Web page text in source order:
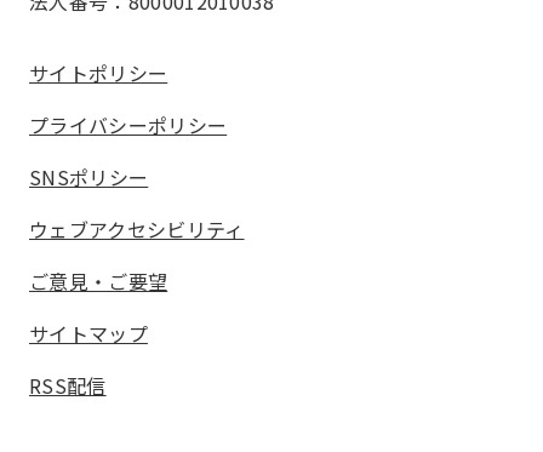
サイトポリシー
プライバシーポリシー
SNSポリシー
ウェブアクセシビリティ
ご意見・ご要望
サイトマップ
RSS配信